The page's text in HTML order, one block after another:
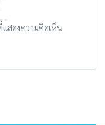
สดงความคิดเห็น